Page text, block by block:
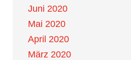
Juni 2020
Mai 2020
April 2020
März 2020